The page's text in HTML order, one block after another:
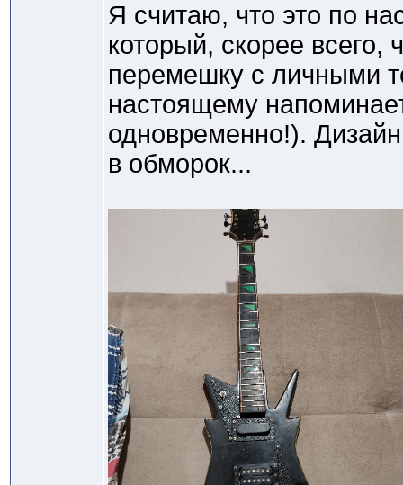
Я считаю, что это по
который, скорее всего,
перемешку с личными
настоящему
одновременно!).
в обморок...